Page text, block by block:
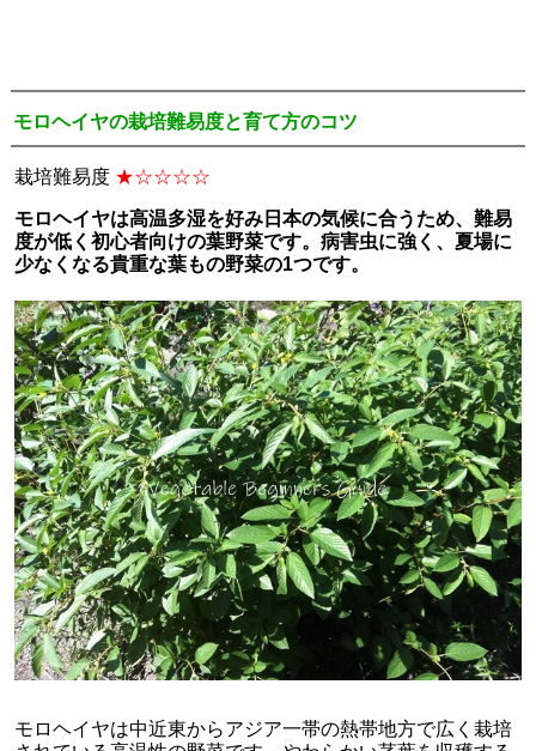
モロヘイヤの栽培難易度と育て方のコツ
栽培難易度 ★☆☆☆☆
モロヘイヤは高温多湿を好み日本の気候に合うため、難易
度が低く初心者向けの葉野菜です。病害虫に強く、夏場に
少なくなる貴重な葉もの野菜の1つです。
モロヘイヤは中近東からアジア一帯の熱帯地方で広く栽培